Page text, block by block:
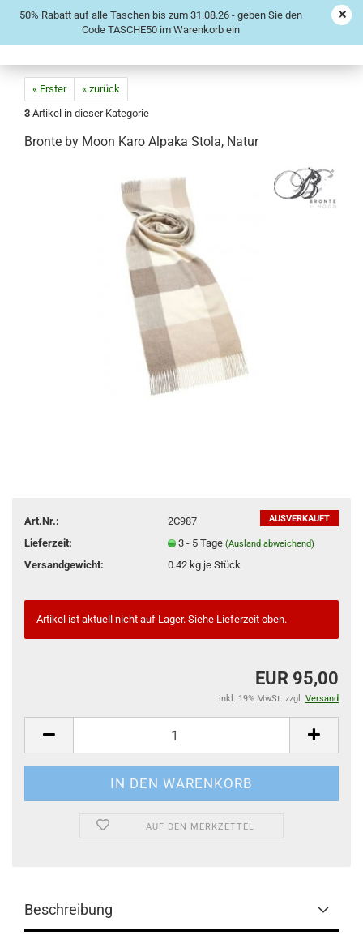
50% Rabatt auf alle Taschen bis zum 31.08.26 - geben Sie den
Code TASCHE50 im Warenkorb ein
« Erster
« zurück
3 Artikel in dieser Kategorie
Bronte by Moon Karo Alpaka Stola, Natur
AUSVERKAUFT
Art.Nr.:
2C987
Lieferzeit:
3 - 5 Tage (Ausland abweichend)
Versandgewicht: 0.42kg je Stück
Artikel ist aktuell nicht auf Lager. Siehe Lieferzeit oben.
EUR 95,00
inkl. 19% MwSt. zzgl. Versand
AUF DEN MERKZETTEL
Beschreibung